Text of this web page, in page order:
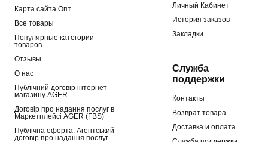
Карта сайта Опт
Все товары
Популярные категории
товаров
Отзывы
О нас
Публічний договір інтернет-
магазину AGER
Договір про надання послуг в
Маркетплейсі AGER (FBS)
Публічна оферта. Агентський
договір про надання послуг
Личный Кабинет
История заказов
Закладки
Служба
поддержки
Контакты
Возврат товара
Доставка и оплата